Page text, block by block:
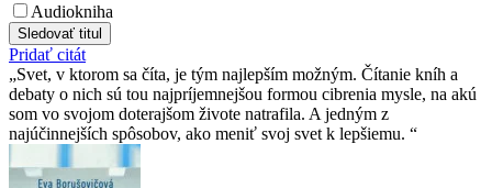
Audiokniha
Sledovať titul
Pridať citát
Svet, v ktorom sa číta, je tým najlepším možným. Čítanie kníh a
debaty o nich sú tou najpríjemnejšou formou cibrenia mysle, na akú
som vo svojom doterajšom živote natrafila. A jedným z
najúčinnejších spôsobov, ako meniť svoj svet k lepšiemu.